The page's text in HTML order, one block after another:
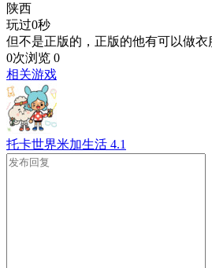
陕西
玩过0秒
但不是正版的，正版的他有可以做衣
0次浏览 0
相关游戏
托卡世界米加生活 4.1